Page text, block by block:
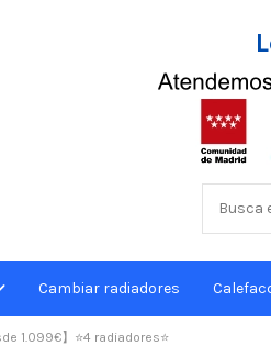
Cambiar radiadores
1.099€】⭐4 radiadores⭐